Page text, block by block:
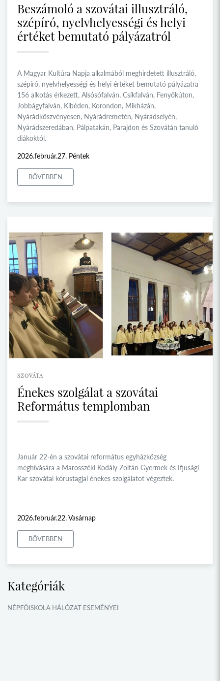
Beszámoló a szovátai illusztráló,
szépíró, nyelvhelyességi és helyi
értéket bemutató pályázatról
A Magyar Kultúra Napja alkalmából meghirdetett illusztráló,
szépíró, nyelvhelyességi és helyi értéket bemutató pályázatra
156 alkotás érkezett, Alsósófalván, Csíkfalván, Fenyőkúton,
Jobbágyfalván, Kibéden, Korondon, Mikházán,
Nyárádköszvényesen, Nyárádremetén, Nyárádselyén,
Nyárádszeredában, Pálpatakán, Parajdon és Szovátán tanuló
diákoktól.
2026.február.27. Péntek
BŐVEBBEN
SZOVÁTA
Énekes szolgálat a szovátai
Református templomban
Január 22-én a szovátai református egyházközség
meghívására a Marosszéki Kodály Zoltán Gyermek és Ifjusági
Kar szovátai kórustagjai énekes szolgálatot végeztek.
2026.február.22. Vasárnap
BŐVEBBEN
Kategóriák
NÉPFŐISKOLA HÁLÓZAT ESEMÉNYEI